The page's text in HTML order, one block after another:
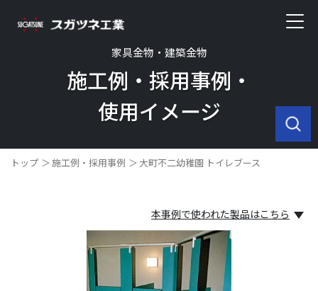
家具金物・建築金物
施工例・採用事例・
使用イメージ
トップ 施工例・採用事例 大町不二幼稚園 トイレブース
本事例で使われた製品はこちら